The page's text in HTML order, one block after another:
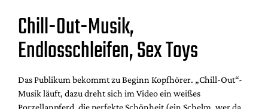
Autor:innen
Partner
Mediadaten
Suche
Chill-Out-Musik,
Endlosschleifen, Sex Toys
Das Publikum bekommt zu Beginn Kopfhörer. „Chill-Out“-
Musik läuft, dazu dreht sich im Video ein weißes
Porzellanpferd, die perfekte Schönheit (ein Schelm, wer da